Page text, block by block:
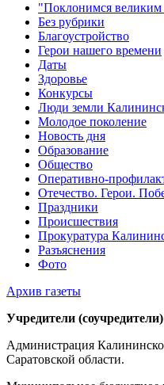
"Поклонимся
Без рубрики
Благоустройство
Герои нашего времени
Даты
Здоровье
Конкурсы
Люди земли
Молодое поколение
Новость дня
Образование
Общество
Оперативно-
Отечество. Герои.
Праздники
Происшествия
Прокуратура
Разъяснения
Фото
Архив газеты
Учредители
Администрация
Саратовской области.